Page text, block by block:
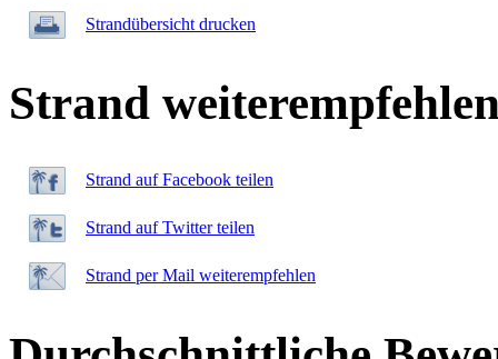
Strandübersicht drucken
Strand
Strand auf Facebook teilen
Strand auf Twitter teilen
Strand per Mail weiterempfehlen